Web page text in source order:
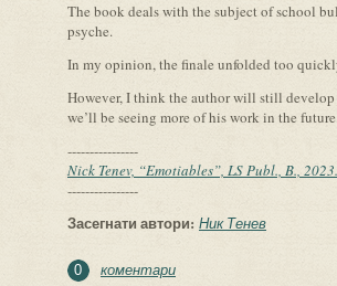
The book deals with the subject of school
psyche.
In my opinion, the finale unfolded too
However, I think the author will still develop
we’ll be seeing more of his work in the
----------------
Nick Tenev, “Emotiables”, LS Publ., B., 2023.
----------------
Засегнати автори: Ник Тенев
0 коментари